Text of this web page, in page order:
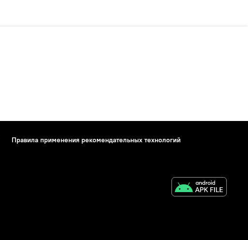
Правила применения рекомендательных технологий